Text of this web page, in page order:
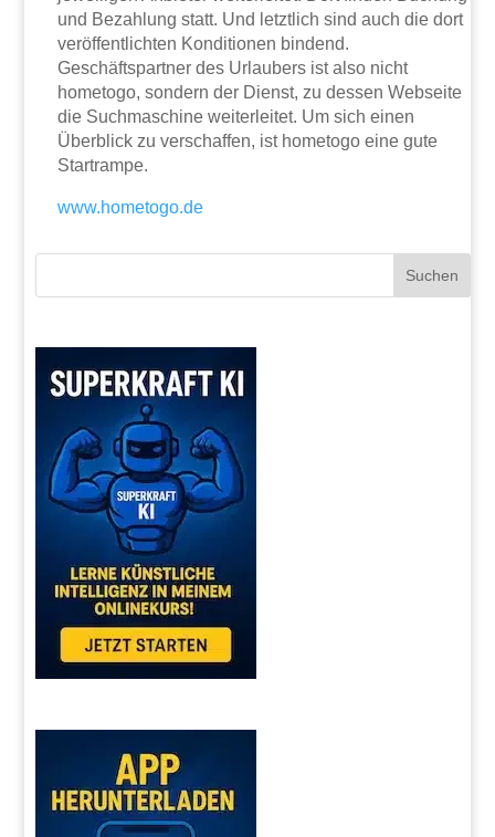
und Bezahlung statt. Und letztlich sind auch die dort
veröffentlichten Konditionen bindend.
Geschäftspartner des Urlaubers ist also nicht
hometogo, sondern der Dienst, zu dessen Webseite
die Suchmaschine weiterleitet. Um sich einen
Überblick zu verschaffen, ist hometogo eine gute
Startrampe.
www.hometogo.de